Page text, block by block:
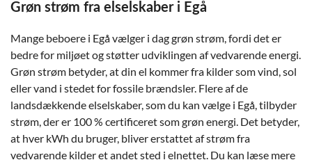
Grøn strøm fra elselskaber i Egå
Mange beboere i Egå vælger i dag grøn strøm, fordi det er
bedre for miljøet og støtter udviklingen af vedvarende energi.
Grøn strøm betyder, at din el kommer fra kilder som vind, sol
eller vand i stedet for fossile brændsler. Flere af de
landsdækkende elselskaber, som du kan vælge i Egå, tilbyder
strøm, der er 100 % certificeret som grøn energi. Det betyder,
at hver kWh du bruger, bliver erstattet af strøm fra
vedvarende kilder et andet sted i elnettet. Du kan læse mere